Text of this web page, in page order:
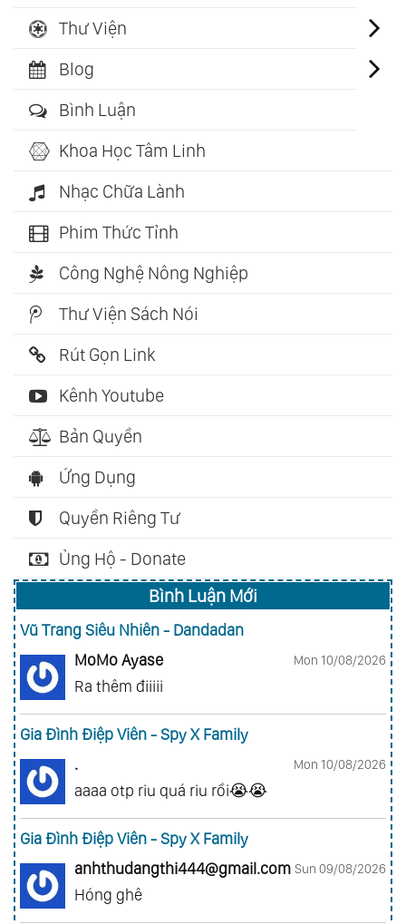
Thư Viện
Blog
Bình Luận
Khoa Học Tâm Linh
Nhạc Chữa Lành
Phim Thức Tỉnh
Công Nghệ Nông Nghiệp
Thư Viện Sách Nói
Rút Gọn Link
Kênh Youtube
Bản Quyền
Ứng Dụng
Quyền Riêng Tư
Ủng Hộ - Donate
Bình Luận Mới
Vũ Trang Siêu Nhiên - Dandadan
MoMo Ayase
Mon 10/08/2026
Ra thêm điiiii
Gia Đình Điệp Viên - Spy X Family
.
Mon 10/08/2026
aaaa otp riu quá riu rồi😭😭
Gia Đình Điệp Viên - Spy X Family
anhthudangthi444@gmail.com Sun 09/08/2026
Hóng ghê